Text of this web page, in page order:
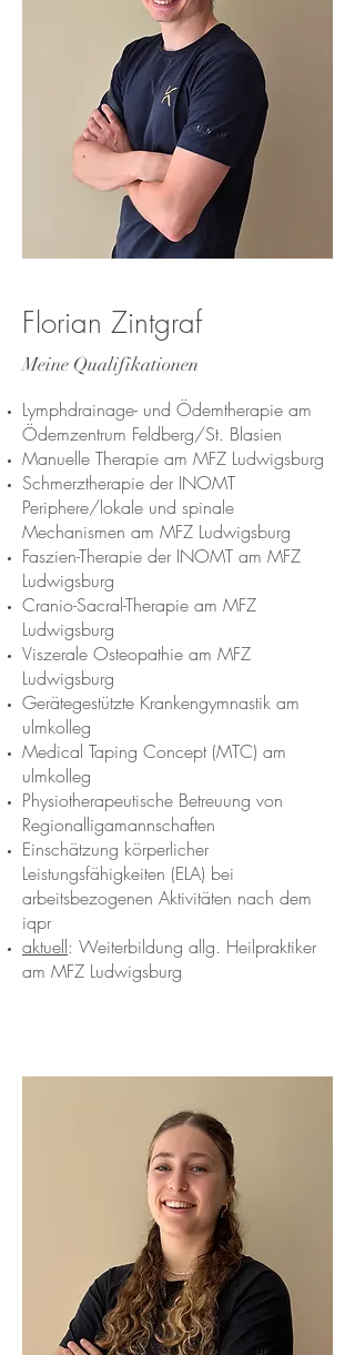
Florian Zintgraf
Meine Qualifikationen
Lymphdrainage- und Ödemtherapie am
Ödemzentrum Feldberg/St. Blasien
Manuelle Therapie am MFZ Ludwigsburg
Schmerztherapie der INOMT
Periphere/lokale und spinale
Mechanismen am MFZ Ludwigsburg
Faszien-Therapie der INOMT am MFZ
Ludwigsburg
Cranio-Sacral-Therapie am MFZ
Ludwigsburg
Viszerale Osteopathie am MFZ
Ludwigsburg
Gerätegestützte Krankengymnastik am
ulmkolleg
Medical Taping Concept (MTC) am
ulmkolleg
Physiotherapeutische Betreuung von
Regionalligamannschaften
Einschätzung körperlicher
Leistungsfähigkeiten (ELA) bei
arbeitsbezogenen Aktivitäten nach dem
iqpr
aktuell: Weiterbildung allg. Heilpraktiker
am MFZ Ludwigsburg